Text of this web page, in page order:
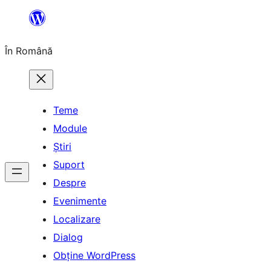
conținut
În Română
Teme
Module
Știri
Suport
Despre
Evenimente
Localizare
Dialog
Obține WordPress